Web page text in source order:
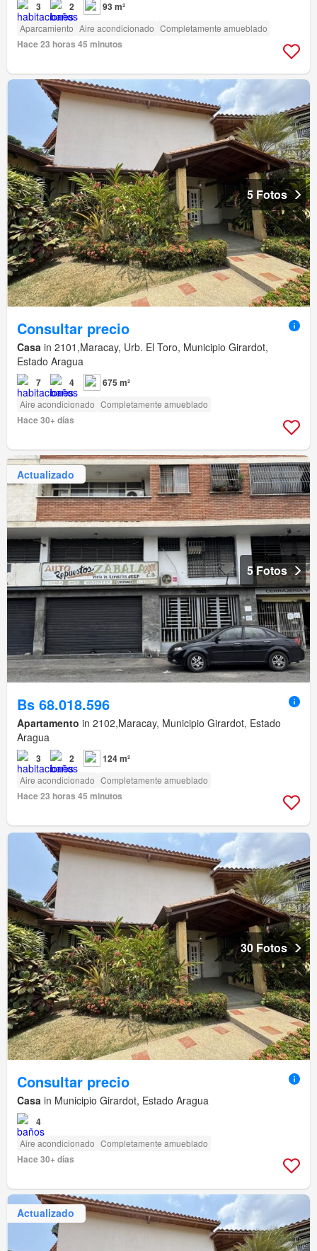
3 2 93 m²
Aparcamiento Aire acondicionado Completamente amueblado
Hace 23 horas 45 minutos
5 Fotos
Consultar precio
Casa in 2101,Maracay, Urb. El Toro, Municipio Girardot,
Estado Aragua
7 4 675 m²
Aire acondicionado Completamente amueblado
Hace 30+ días
Actualizado
5 Fotos
Bs 68.018.596
Apartamento in 2102,Maracay, Municipio Girardot, Estado
Aragua
3 2 124 m²
Aire acondicionado Completamente amueblado
Hace 23 horas 45 minutos
30 Fotos
Consultar precio
Casa in Municipio Girardot, Estado Aragua
4
Aire acondicionado Completamente amueblado
Hace 30+ días
Actualizado